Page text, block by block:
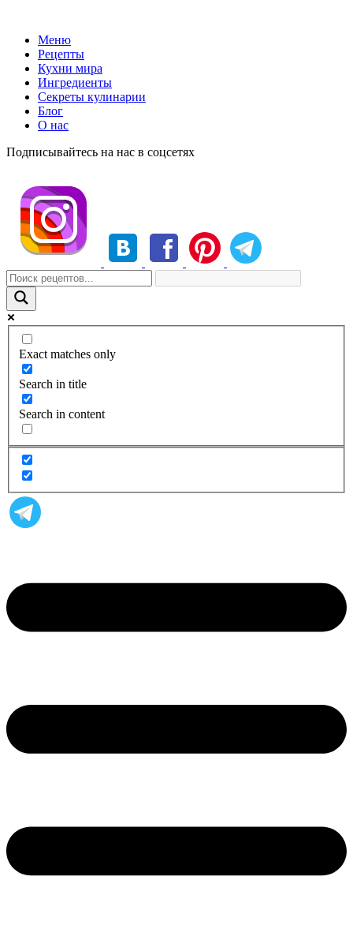
Меню
Рецепты
Кухни мира
Ингредиенты
Секреты кулинарии
Блог
О нас
Подписывайтесь на нас в соцсетях
Exact matches only
Search in title
Search in content